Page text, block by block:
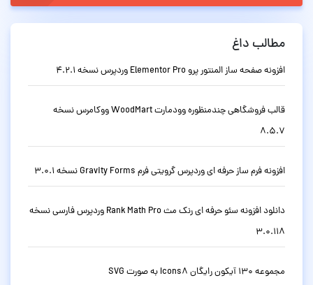
مطالب داغ
افزونه صفحه ساز المنتور پرو Elementor Pro وردپرس نسخه 4.2.1
قالب فروشگاهی چندمنظوره وودمارت WoodMart ووکامرس نسخه
8.5.7
افزونه فرم ساز حرفه ای وردپرس گرویتی فرم Gravity Forms نسخه 3.0.1
دانلود افزونه سئو حرفه ای رنک مث Rank Math Pro وردپرس فارسی نسخه
3.0.118
مجموعه 130 آیکون رایگان Icons8 به صورت SVG